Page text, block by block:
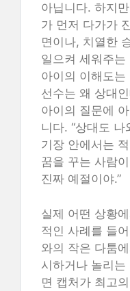
아닙니다. 하지
가 먼저 다가가
면이나, 치열한
일으켜 세워주
아이의 이해도는
선수는 왜 상대
아이의 질문에
니다. “상대도
기장 안에서는
꿈을 꾸는 사람
진짜 예절이야.”
실제 어떤 상황
적인 사례를 들
와의 작은 다툼
시하거나 놀리
면 캡처가 최고